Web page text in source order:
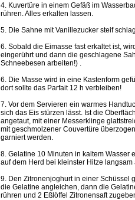
4. Kuvertüre in einem Gefäß im
rühren. Alles erkalten lassen.
5. Die Sahne mit Vanillezucker steif
6. Sobald die Eimasse fast erkaltet ist,
eingerührt und dann die geschlagene
Schneebesen arbeiten!) .
6. Die Masse wird in eine Kastenform
dort sollte das Parfait 12 h verbleiben!
7. Vor dem Servieren ein warmes
sich das Eis stürzen lässt. Ist die
angetaut, mit einer Messerklinge
mit geschmolzener Couvertüre
garniert werden.
8. Gelatine 10 Minuten in kaltem Wasser
auf dem Herd bei kleinster Hitze langsam
9. Den Zitronenjoghurt in einer Schüssel
die Gelatine angleichen, dann die
rühren und 2 Eßlöffel Zitronensaft